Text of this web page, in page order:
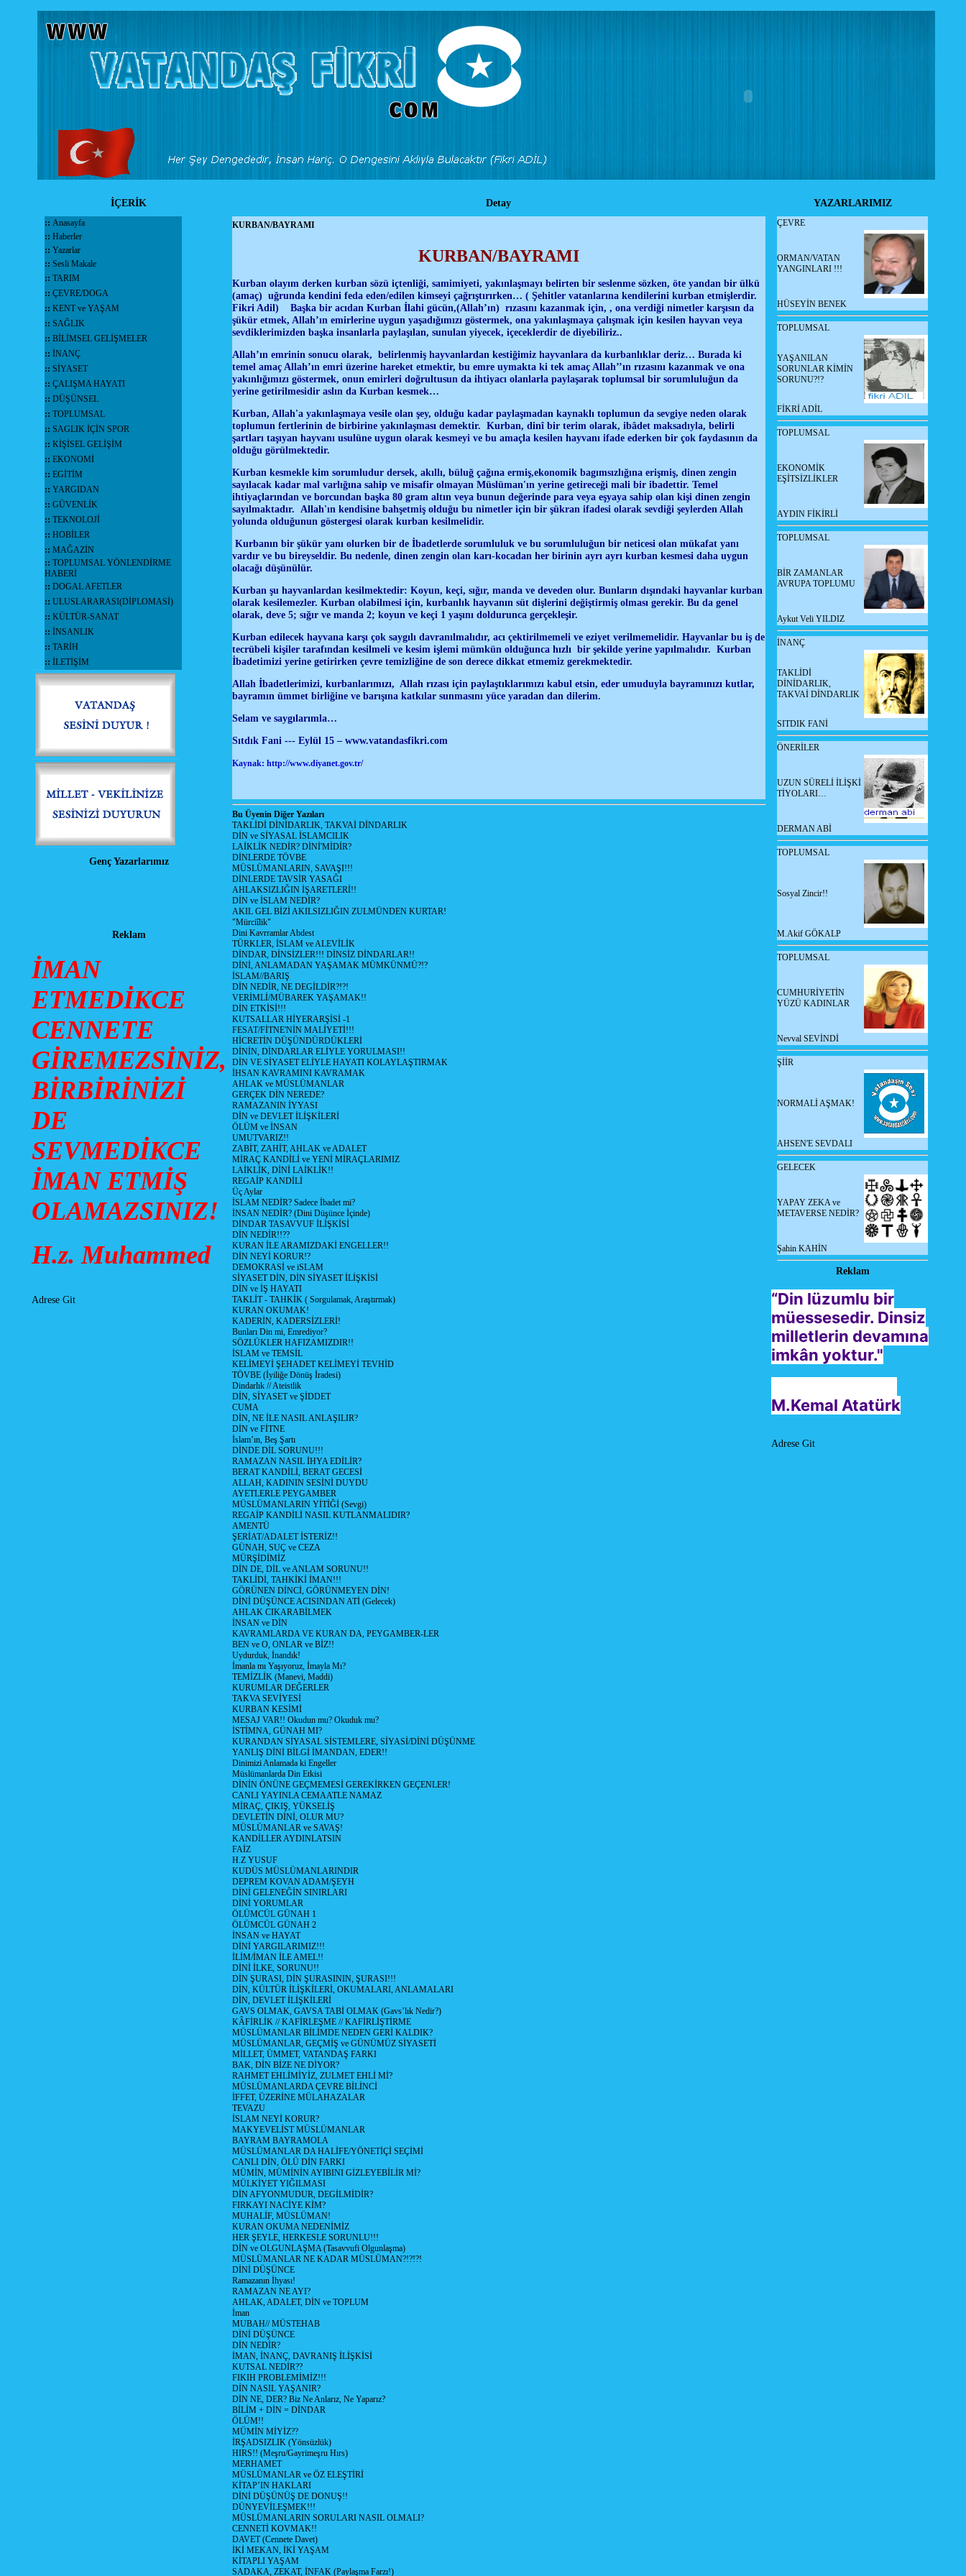
İÇERİK Detay YAZARLARIMIZ
:: Anasayfa
:: Haberler
:: Yazarlar
:: Sesli Makale
:: TARIM
:: ÇEVRE/DOGA
:: KENT ve YAŞAM
:: SAĞLIK
:: BİLİMSEL GELİŞMELER
:: İNANÇ
:: SİYASET
:: ÇALIŞMA HAYATI
:: DÜŞÜNSEL
:: TOPLUMSAL
:: SAGLIK İÇİN SPOR
:: KİŞİSEL GELİŞİM
:: EKONOMİ
:: EGİTİM
:: YARGIDAN
:: GÜVENLİK
:: TEKNOLOJİ
:: HOBİLER
:: MAĞAZİN
:: TOPLUMSAL YÖNLENDİRME
HABERİ
:: DOGAL AFETLER
:: ULUSLARARASI(DİPLOMASİ)
:: KÜLTÜR-SANAT
:: İNSANLIK
:: TARİH
:: İLETİŞİM
Genç Yazarlarımız
Reklam
İMAN
ETMEDİKCE
CENNETE
GİREMEZSİNİZ,
BİRBİRİNİZİ
DE
SEVMEDİKCE
İMAN ETMİŞ
OLAMAZSINIZ!
H.z. Muhammed
Adrese Git
KURBAN/BAYRAMI
KURBAN/BAYRAMI
Kurban olayım derken kurban sözü içtenliği, samimiyeti, yakınlaşmayı belirten bir seslenme sözken, öte yandan bir ülkü
(amaç) uğrunda kendini feda eden/edilen kimseyi çağrıştırırken… ( Şehitler vatanlarına kendilerini kurban etmişlerdir.
Fikri Adil) Başka bir acıdan Kurban İlahi gücün,(Allah’ın) rızasını kazanmak için, , ona verdiği nimetler karşısın da
şükür etmek, Allah’ın emirlerine uygun yaşadığımızı göstermek, ona yakınlaşmaya çalışmak için kesilen hayvan veya
sevdiklerimizden başka insanlarla paylaşılan, sunulan yiyecek, içeceklerdir de diyebiliriz..
Allah’ın emrinin sonucu olarak, belirlenmiş hayvanlardan kestiğimiz hayvanlara da kurbanlıklar deriz… Burada ki
temel amaç Allah’ın emri üzerine hareket etmektir, bu emre uymakta ki tek amaç Allah’’ın rızasını kazanmak ve ona
yakınlığımızı göstermek, onun emirleri doğrultusun da ihtiyacı olanlarla paylaşarak toplumsal bir sorumluluğun da
yerine getirilmesidir aslın da Kurban kesmek…
Kurban, Allah'a yakınlaşmaya vesile olan şey, olduğu kadar paylaşmadan kaynaklı toplumun da sevgiye neden olarak
toplumun fertlerinin de birbirine yakınlaşması demektir. Kurban, dinî bir terim olarak, ibâdet maksadıyla, belirli
şartları taşıyan hayvanı usulüne uygun olarak kesmeyi ve bu amaçla kesilen hayvanı ifade ederken bir çok faydasının da
olduğu görülmektedir.
Kurban kesmekle kim sorumludur dersek, akıllı, büluğ çağına ermiş,ekonomik bagımsızlığına erişmiş, dinen zengin
sayılacak kadar mal varlığına sahip ve misafir olmayan Müslüman'ın yerine getireceği mali bir ibadettir. Temel
ihtiyaçlarından ve borcundan başka 80 gram altın veya bunun değerinde para veya eşyaya sahip olan kişi dinen zengin
sayılmaktadır. Allah'ın kendisine bahşetmiş olduğu bu nimetler için bir şükran ifadesi olarak sevdiği şeylerden Allah
yolunda olduğunun göstergesi olarak kurban kesilmelidir.
Kurbanın bir şükür yanı olurken bir de İbadetlerde sorumluluk ve bu sorumluluğun bir neticesi olan mükafat yanı
vardır ve bu bireyseldir. Bu nedenle, dinen zengin olan karı-kocadan her birinin ayrı ayrı kurban kesmesi daha uygun
olacağı düşünülür.
Kurban şu hayvanlardan kesilmektedir: Koyun, keçi, sığır, manda ve deveden olur. Bunların dışındaki hayvanlar kurban
olarak kesilemezler. Kurban olabilmesi için, kurbanlık hayvanın süt dişlerini değiştirmiş olması gerekir. Bu da genel
olarak, deve 5; sığır ve manda 2; koyun ve keçi 1 yaşını doldurunca gerçekleşir.
Kurban edilecek hayvana karşı çok saygılı davranılmalıdır, acı çektirilmemeli ve eziyet verilmemelidir. Hayvanlar bu iş de
tecrübeli kişiler tarafından kesilmeli ve kesim işlemi mümkün olduğunca hızlı bir şekilde yerine yapılmalıdır. Kurban
İbadetimizi yerine getirirken çevre temizliğine de son derece dikkat etmemiz gerekmektedir.
Allah İbadetlerimizi, kurbanlarımızı, Allah rızası için paylaştıklarımızı kabul etsin, eder umuduyla bayramınızı kutlar,
bayramın ümmet birliğine ve barışına katkılar sunmasını yüce yaradan dan dilerim.
Selam ve saygılarımla…
Sıtdık Fani --- Eylül 15 – www.vatandasfikri.com
Kaynak: http://www.diyanet.gov.tr/
Bu Üyenin Diğer Yazıları
TAKLİDİ DİNİDARLIK, TAKVAİ DİNDARLIK
DİN ve SİYASAL İSLAMCILIK
LAİKLİK NEDİR? DİNİ'MİDİR?
DİNLERDE TÖVBE
MÜSLÜMANLARIN, SAVAŞI!!!
DİNLERDE TAVSİR YASAĞI
AHLAKSIZLIĞIN İŞARETLERİ!!
DİN ve İSLAM NEDİR?
AKIL GEL BİZİ AKILSIZLIĞIN ZULMÜNDEN KURTAR!
"Mürciîlik"
Dini Kavrramlar Abdest
TÜRKLER, İSLAM ve ALEVİLİK
DİNDAR, DİNSİZLER!!! DİNSİZ DİNDARLAR!!
DİNİ, ANLAMADAN YAŞAMAK MÜMKÜNMÜ?!?
İSLAM//BARIŞ
DİN NEDİR, NE DEGİLDİR?!?!
VERİMLİ/MÜBAREK YAŞAMAK!!
DİN ETKİSİ!!!
KUTSALLAR HİYERARŞİSİ -1
FESAT/FİTNE'NİN MALİYETİ!!!
HİCRETİN DÜŞÜNDÜRDÜKLERİ
DİNİN, DİNDARLAR ELİYLE YORULMASI!!
DİN VE SİYASET ELİYLE HAYATI KOLAYLAŞTIRMAK
İHSAN KAVRAMINI KAVRAMAK
AHLAK ve MÜSLÜMANLAR
GERÇEK DİN NEREDE?
RAMAZANIN İYYASI
DİN ve DEVLET İLİŞKİLERİ
ÖLÜM ve İNSAN
UMUTVARIZ!!
ZABİT, ZAHİT, AHLAK ve ADALET
MİRAÇ KANDİLİ ve YENİ MİRAÇLARIMIZ
LAİKLİK, DİNİ LAİKLİK!!
REGAİP KANDİLİ
Üç Aylar
İSLAM NEDİR? Sadece İbadet mi?
İNSAN NEDİR? (Dini Düşünce İçinde)
DİNDAR TASAVVUF İLİŞKİSİ
DİN NEDİR!!??
KURAN İLE ARAMIZDAKİ ENGELLER!!
DİN NEYİ KORUR!?
DEMOKRASİ ve iSLAM
SİYASET DİN, DİN SİYASET İLİŞKİSİ
DİN ve İŞ HAYATI
TAKLİT - TAHKİK ( Sorgulamak, Araştırmak)
KURAN OKUMAK!
KADERİN, KADERSİZLERİ!
Bunları Din mi, Emrediyor?
SÖZLÜKLER HAFIZAMIZDIR!!
İSLAM ve TEMSİL
KELİMEYİ ŞEHADET KELİMEYİ TEVHİD
TÖVBE (İyiliğe Dönüş İradesi)
Dindarlık // Ateistlik
DİN, SİYASET ve ŞİDDET
CUMA
DİN, NE İLE NASIL ANLAŞILIR?
DİN ve FİTNE
İslam’ın, Beş Şartı
DİNDE DİL SORUNU!!!
RAMAZAN NASIL İHYA EDİLİR?
BERAT KANDİLİ, BERAT GECESİ
ALLAH, KADININ SESİNİ DUYDU
AYETLERLE PEYGAMBER
MÜSLÜMANLARIN YİTİĞİ (Sevgi)
REGAİP KANDİLİ NASIL KUTLANMALIDIR?
AMENTÜ
ŞERİAT/ADALET İSTERİZ!!
GÜNAH, SUÇ ve CEZA
MÜRŞİDİMİZ
DİN DE, DİL ve ANLAM SORUNU!!
TAKLİDİ, TAHKİKİ İMAN!!!
GÖRÜNEN DİNCİ, GÖRÜNMEYEN DİN!
DİNİ DÜŞÜNCE ACISINDAN ATİ (Gelecek)
AHLAK CIKARABİLMEK
İNSAN ve DİN
KAVRAMLARDA VE KURAN DA, PEYGAMBER-LER
BEN ve O, ONLAR ve BİZ!!
Uydurduk, İnandık!
İmanla mı Yaşıyoruz, İmayla Mı?
TEMİZLİK (Manevi, Maddi)
KURUMLAR DEĞERLER
TAKVA SEVİYESİ
KURBAN KESİMİ
MESAJ VAR!! Okudun mu? Okuduk mu?
İSTİMNA, GÜNAH MI?
KURANDAN SİYASAL SİSTEMLERE, SİYASİ/DİNİ DÜŞÜNME
YANLIŞ DİNİ BİLGİ İMANDAN, EDER!!
Dinimizi Anlamada ki Engeller
Müslümanlarda Din Etkisi
DİNİN ÖNÜNE GEÇMEMESİ GEREKİRKEN GEÇENLER!
CANLI YAYINLA CEMAATLE NAMAZ
MİRAÇ, ÇIKIŞ, YÜKSELİŞ
DEVLETİN DİNİ, OLUR MU?
MÜSLÜMANLAR ve SAVAŞ!
KANDİLLER AYDINLATSIN
FAİZ
H.Z YUSUF
KUDÜS MÜSLÜMANLARINDIR
DEPREM KOVAN ADAM/ŞEYH
DİNİ GELENEĞİN SINIRLARI
DİNİ YORUMLAR
ÖLÜMCÜL GÜNAH 1
ÖLÜMCÜL GÜNAH 2
İNSAN ve HAYAT
DİNİ YARGILARIMIZ!!!
İLİM/İMAN İLE AMEL!!
DİNİ İLKE, SORUNU!!
DİN ŞURASI, DİN ŞURASININ, ŞURASI!!!
DİN, KÜLTÜR İLİŞKİLERİ, OKUMALARI, ANLAMALARI
DİN, DEVLET İLİŞKİLERİ
GAVS OLMAK, GAVSA TABİ OLMAK (Gavs’lık Nedir?)
KÂFİRLİK // KAFİRLEŞME // KAFİRLİŞTİRME
MÜSLÜMANLAR BİLİMDE NEDEN GERİ KALDIK?
MÜSLÜMANLAR, GEÇMİŞ ve GÜNÜMÜZ SİYASETİ
MİLLET, ÜMMET, VATANDAŞ FARKI
BAK, DİN BİZE NE DİYOR?
RAHMET EHLİMİYİZ, ZULMET EHLİ Mİ?
MÜSLÜMANLARDA ÇEVRE BİLİNCİ
İFFET, ÜZERİNE MÜLAHAZALAR
TEVAZU
İSLAM NEYİ KORUR?
MAKYEVELİST MÜSLÜMANLAR
BAYRAM BAYRAMOLA
MÜSLÜMANLAR DA HALİFE/YÖNETİÇİ SEÇİMİ
CANLI DİN, ÖLÜ DİN FARKI
MÜMİN, MÜMİNİN AYIBINI GİZLEYEBİLİR Mİ?
MÜLKİYET YIĞILMASI
DİN AFYONMUDUR, DEGİLMİDİR?
FIRKAYI NACİYE KİM?
MUHALİF, MÜSLÜMAN!
KURAN OKUMA NEDENİMİZ
HER ŞEYLE, HERKESLE SORUNLU!!!
DİN ve OLGUNLAŞMA (Tasavvufi Olgunlaşma)
MÜSLÜMANLAR NE KADAR MÜSLÜMAN?!?!?!
DİNİ DÜŞÜNCE
Ramazanın İhyası!
RAMAZAN NE AYI?
AHLAK, ADALET, DİN ve TOPLUM
İman
MUBAH// MÜSTEHAB
DİNİ DÜŞÜNCE
DİN NEDİR?
İMAN, İNANÇ, DAVRANIŞ İLİŞKİSİ
KUTSAL NEDİR??
FIKIH PROBLEMİMİZ!!!
DİN NASIL YAŞANIR?
DİN NE, DER? Biz Ne Anlarız, Ne Yaparız?
BİLİM + DİN = DİNDAR
ÖLÜM!!
MÜMİN MİYİZ??
İRŞADSIZLIK (Yönsüzlük)
HIRS!! (Meşru/Gayrimeşru Hırs)
MERHAMET
MÜSLÜMANLAR ve ÖZ ELEŞTİRİ
KİTAP’IN HAKLARI
DİNİ DÜŞÜNÜŞ DE DONUŞ!!
DÜNYEVİLEŞMEK!!!
MÜSLÜMANLARIN SORULARI NASIL OLMALI?
CENNETİ KOVMAK!!
DAVET (Cennete Davet)
İKİ MEKAN, İKİ YAŞAM
KİTAPLI YAŞAM
SADAKA, ZEKAT, İNFAK (Paylaşma Farzı!)
ÇEVRE
ORMAN/VATAN
YANGINLARI !!!
HÜSEYİN BENEK
TOPLUMSAL
YAŞANILAN
SORUNLAR KİMİN
SORUNU?!?
FİKRİ ADİL
TOPLUMSAL
EKONOMİK
EŞİTSİZLİKLER
AYDIN FİKİRLİ
TOPLUMSAL
BİR ZAMANLAR
AVRUPA TOPLUMU
Aykut Veli YILDIZ
İNANÇ
TAKLİDİ
DİNİDARLIK,
TAKVAİ DİNDARLIK
SITDIK FANİ
ÖNERİLER
UZUN SÜRELİ İLİŞKİ
TİYOLARI…
DERMAN ABİ
TOPLUMSAL
Sosyal Zincir!!
M.Akif GÖKALP
TOPLUMSAL
CUMHURİYETİN
YÜZÜ KADINLAR
Nevval SEVİNDİ
ŞİİR
NORMALİ AŞMAK!
AHSEN'E SEVDALI
GELECEK
YAPAY ZEKA ve
METAVERSE NEDİR?
Şahin KAHİN
Reklam
“Din lüzumlu bir
müessesedir. Dinsiz
milletlerin devamına
imkân yoktur."
M.Kemal Atatürk
Adrese Git